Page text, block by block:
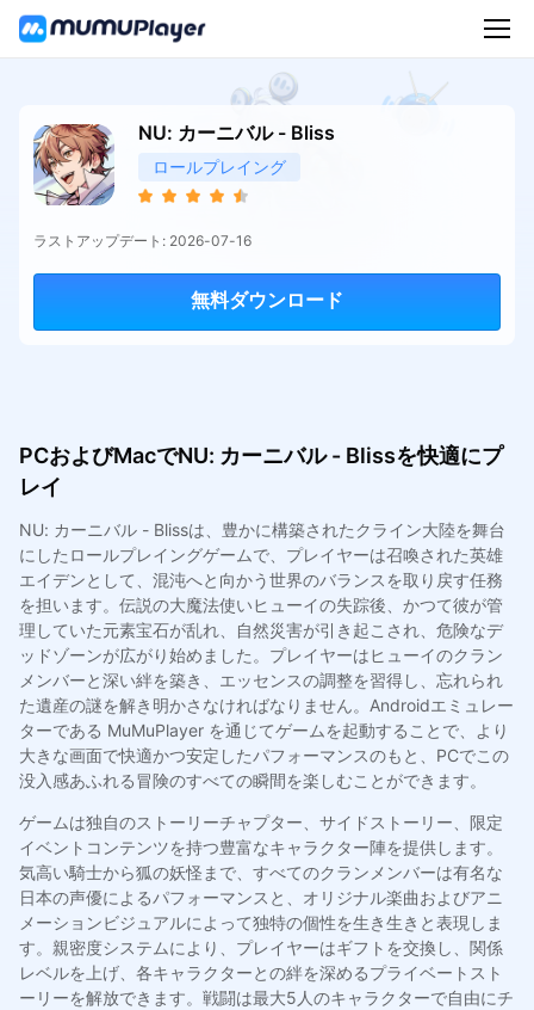
NU: カーニバル - Bliss
ロールプレイング
ラストアップデート: 2026-07-16
無料ダウンロード
PCおよびMacでNU: カーニバル - Blissを快適にプ
レイ
NU: カーニバル - Blissは、豊かに構築されたクライン大陸を舞台
にしたロールプレイングゲームで、プレイヤーは召喚された英雄
エイデンとして、混沌へと向かう世界のバランスを取り戻す任務
を担います。伝説の大魔法使いヒューイの失踪後、かつて彼が管
理していた元素宝石が乱れ、自然災害が引き起こされ、危険なデ
ッドゾーンが広がり始めました。プレイヤーはヒューイのクラン
メンバーと深い絆を築き、エッセンスの調整を習得し、忘れられ
た遺産の謎を解き明かさなければなりません。Androidエミュレー
ターである MuMuPlayer を通じてゲームを起動することで、より
大きな画面で快適かつ安定したパフォーマンスのもと、PCでこの
没入感あふれる冒険のすべての瞬間を楽しむことができます。
ゲームは独自のストーリーチャプター、サイドストーリー、限定
イベントコンテンツを持つ豊富なキャラクター陣を提供します。
気高い騎士から狐の妖怪まで、すべてのクランメンバーは有名な
日本の声優によるパフォーマンスと、オリジナル楽曲およびアニ
メーションビジュアルによって独特の個性を生き生きと表現しま
す。親密度システムにより、プレイヤーはギフトを交換し、関係
レベルを上げ、各キャラクターとの絆を深めるプライベートスト
ーリーを解放できます。戦闘は最大5人のキャラクターで自由にチ